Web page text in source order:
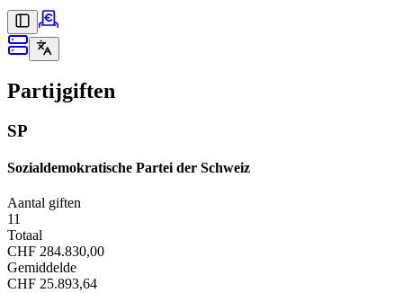
Partijgiften
SP
Sozialdemokratische Partei der Schweiz
Aantal giften
11
Totaal
CHF 284.830,00
Gemiddelde
CHF 25.893,64